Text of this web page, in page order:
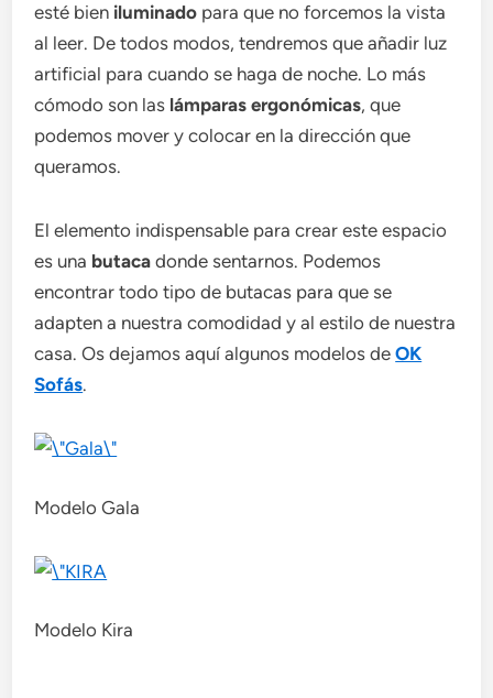
esté bien iluminado para que no forcemos la vista
al leer. De todos modos, tendremos que añadir luz
artificial para cuando se haga de noche. Lo más
cómodo son las lámparas ergonómicas, que
podemos mover y colocar en la dirección que
queramos.
El elemento indispensable para crear este espacio
es una butaca donde sentarnos. Podemos
encontrar todo tipo de butacas para que se
adapten a nuestra comodidad y al estilo de nuestra
casa. Os dejamos aquí algunos modelos deOK
Sofás.
Modelo Gala
Modelo Kira